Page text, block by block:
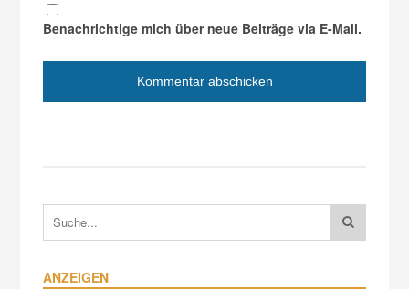
Benachrichtige mich über neue Beiträge via E-Mail.
ANZEIGEN